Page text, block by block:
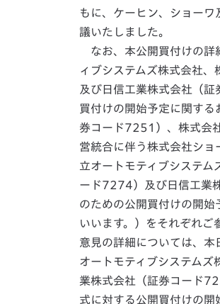
もに、ケーヒン、ショー
議いたしました。
なお、本公開買付けの詳
ィブシステムズ株式会社
及び日信工業株式会社（
買付けの開始予定に関す
券コード7251）、株式会
営統合に伴う株式会社ショ
立オートモティブシステ
ード7274）及び日信工業
のための公開買付けの開始
いいます。）をそれぞれ
意見の詳細については、
オートモティブシステム
業株式会社（証券コード
式に対する公開買付けの開